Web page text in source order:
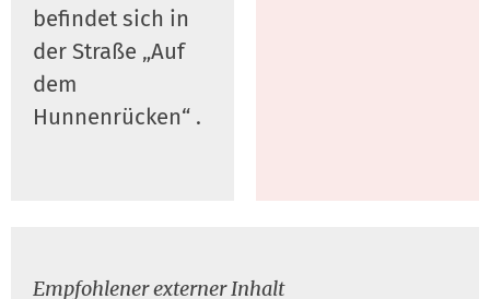
befindet sich in
der Straße „Auf
dem
Hunnenrücken“ .
Empfohlener externer Inhalt